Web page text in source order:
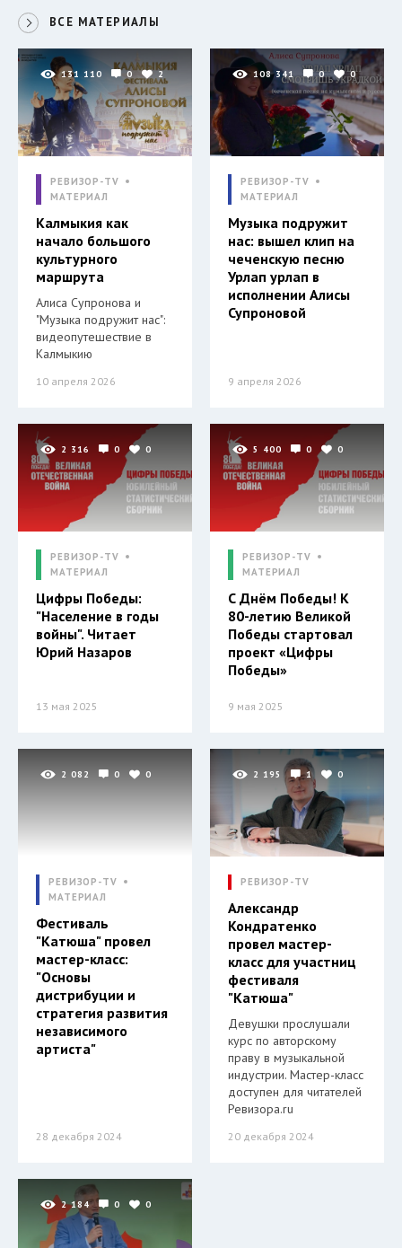
ВСЕ МАТЕРИАЛЫ
131 110 0 2
РЕВИЗОР-TV
МАТЕРИАЛ
Калмыкия как
начало большого
культурного
маршрута
Алиса Супронова и
"Музыка подружит нас":
видеопутешествие в
Калмыкию
10 апреля 2026
108 341 0 0
РЕВИЗОР-TV
МАТЕРИАЛ
Музыка подружит
нас: вышел клип на
чеченскую песню
Урлап урлап в
исполнении Алисы
Супроновой
9 апреля 2026
2 316 0 0
РЕВИЗОР-TV
МАТЕРИАЛ
Цифры Победы:
"Население в годы
войны". Читает
Юрий Назаров
13 мая 2025
5 400 0 0
РЕВИЗОР-TV
МАТЕРИАЛ
С Днём Победы! К
80-летию Великой
Победы стартовал
проект «Цифры
Победы»
9 мая 2025
2 082 0 0
РЕВИЗОР-TV
МАТЕРИАЛ
Фестиваль
"Катюша" провел
мастер-класс:
"Основы
дистрибуции и
стратегия развития
независимого
артиста"
28 декабря 2024
2 195 1 0
РЕВИЗОР-TV
Александр
Кондратенко
провел мастер-
класс для участниц
фестиваля
"Катюша"
Девушки прослушали
курс по авторскому
праву в музыкальной
индустрии. Мастер-класс
доступен для читателей
Ревизора.ru
20 декабря 2024
2 184 0 0